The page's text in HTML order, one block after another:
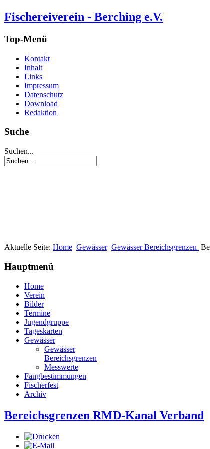
Fischereiverein - Berching e.V.
Top-Menü
Kontakt
Inhalt
Links
Impressum
Datenschutz
Download
Redaktion
Suche
Suchen...
Aktuelle Seite: Home Gewässer Gewässer Bereichsgrenzen
Hauptmenü
Home
Verein
Bilder
Termine
Jugendgruppe
Tageskarten
Gewässer
Gewässer
Bereichsgrenzen
Messwerte
Fangbestimmungen
Fischerfest
Archiv
Bereichsgrenzen RMD-Kanal Verband